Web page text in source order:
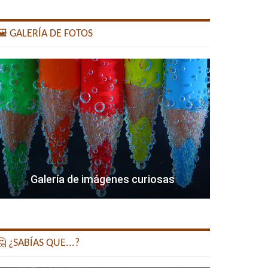
GALERÍA DE FOTOS
Galería de imágenes curiosas
¿SABÍAS QUE...?